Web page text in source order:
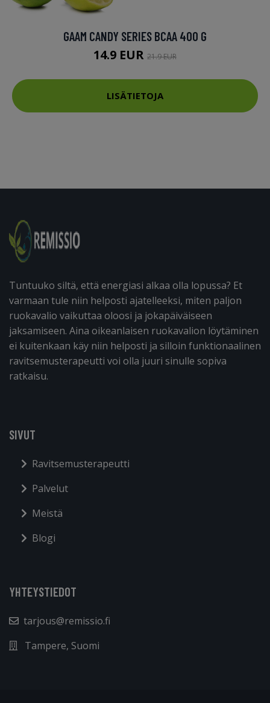
GAAM CANDY SERIES BCAA 400 G
14.9 EUR 21.9 EUR
LISÄTIETOJA
Tuntuuko siltä, että energiasi alkaa olla lopussa? Et
varmaan tule niin helposti ajatelleeksi, miten paljon
ruokavalio vaikuttaa oloosi ja jokapäiväiseen
jaksamiseen. Aina oikeanlaisen ruokavalion löytäminen
ei kuitenkaan käy niin helposti ja silloin funktionaalinen
ravitsemusterapeutti voi olla juuri sinulle sopiva
ratkaisu.
SIVUT
Ravitsemusterapeutti
Palvelut
Meistä
Blogi
YHTEYSTIEDOT
tarjous@remissio.fi
Tampere, Suomi